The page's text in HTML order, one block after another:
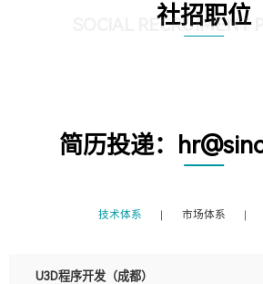
社招职位
SOCIAL RECRUIMENT
简历投递：
技术体系 市场体系
U3D程序开发（成都）